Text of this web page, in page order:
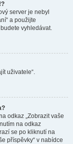
server je nebyl
a použijte
vyhledávat.
uživatele“.
odkaz „Zobrazit vaše
na odkaz
se po kliknutí na
příspěvky“ v nabídce